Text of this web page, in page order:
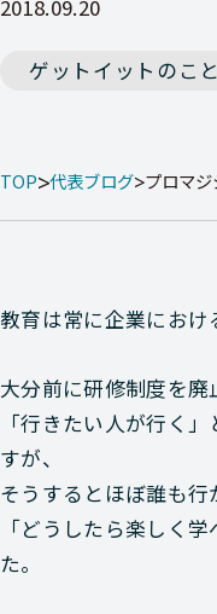
2018.09.20
ゲットイットのこと
TOP 代表ブログ プロマ
教育は常に企業におけ
大分前に研修制度を廃
「行きたい人が行く
すが、
そうするとほぼ誰も行
「どうしたら楽しく
た。